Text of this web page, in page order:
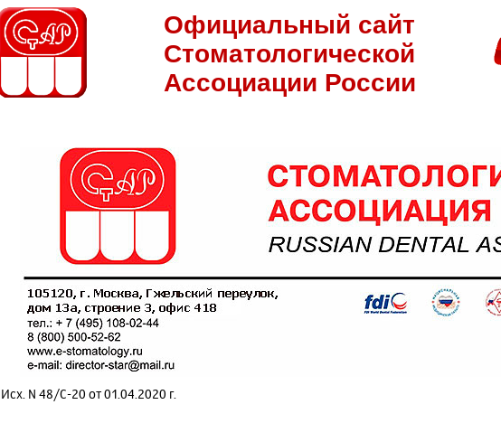
Официальный сайт
Стоматологической
Ассоциации России
Исх. N 48/C-20 от 01.04.2020 г.